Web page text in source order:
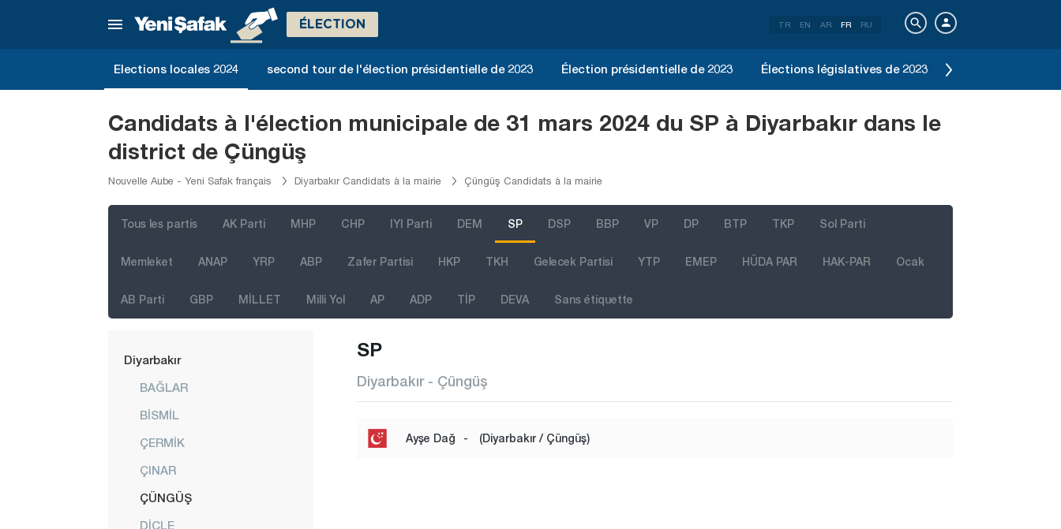
ÉLECTION TR EN AR FR RU
Elections locales 2024 second tour de l'élection présidentielle de 2023 Élection présidentielle de 2023 Élections législatives de 2023
Candidats à l'élection municipale de 31 mars 2024 du SP à Diyarbakır dans le
district de Çüngüş
Nouvelle Aube - Yeni Safak français Diyarbakır Candidats à la mairie Çüngüş Candidats à la mairie
Tous les partis AK Parti MHP CHP IYI Parti DEM SP DSP BBP VP DP BTP TKP Sol Parti
Memleket ANAP YRP ABP Zafer Partisi HKP TKH Gelecek Partisi YTP EMEP HÜDA PAR HAK-PAR Ocak
AB Parti GBP MİLLET Milli Yol AP ADP TİP DEVA Sans étiquette
Batman
Bursa
Çorum
Diyarbakır
BAĞLAR
BİSMİL
ÇERMİK
ÇINAR
ÇÜNGÜŞ
DİCLE
SP
Diyarbakır - Çüngüş
Ayşe Dağ - (Diyarbakır / Çüngüş)